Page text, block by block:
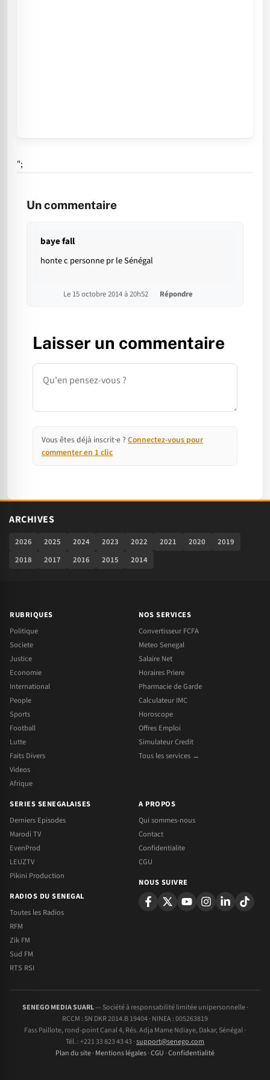
";
Un commentaire
baye fall
honte c personne pr le Sénégal
Le 15 octobre 2014 à 20h52 Répondre
Laisser un commentaire
Commentaire
Vous êtes déjà inscrit·e ? Connectez-vous pour
commenter en 1 clic
ARCHIVES
2026 2025 2024 2023 2022 2021 2020
2019
2018
2017 2016 2015 2014
RUBRIQUES
Politique
Societe
Justice
Economie
International
People
Sports
Football
Lutte
Faits Divers
Videos
Afrique
NOS SERVICES
Convertisseur FCFA
Meteo Senegal
Salaire Net
Horaires Priere
Pharmacie de Garde
Calculateur IMC
Horoscope
Offres Emploi
Simulateur Credit
Tous les services →
SERIES SENEGALAISES
Derniers Episodes
Marodi TV
EvenProd
LEUZTV
Pikini Production
RADIOS DU SENEGAL
Toutes les Radios
RFM
Zik FM
Sud FM
RTS RSI
A PROPOS
Qui sommes-nous
Contact
Confidentialite
CGU
NOUS SUIVRE
SENEGO MEDIA SUARL— Société à responsabilité limitée unipersonnelle ·
RCCM : SN DKR 2014.B 19404 · NINEA : 005263819
Fass Paillote, rond-point Canal 4, Rés. Adja Mame Ndiaye, Dakar, Sénégal ·
Tél. : +221 33 823 43 43 ·support@senego.com
Plan du site· Mentions légales·CGU ·Confidentialité